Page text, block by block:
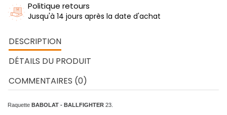
Politique retours
Jusqu'à 14 jours après la date d'achat
DESCRIPTION
DÉTAILS DU PRODUIT
COMMENTAIRES (0)
Raquette BABOLAT - BALLFIGHTER 23.